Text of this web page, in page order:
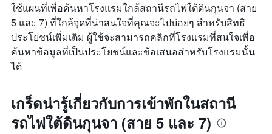
ใช้แผนที่เพื่อค้นหาโรงแรมใกล้สถานีรถไฟใต้ดินกุนจา (สาย
5 และ 7) ที่ใกล้จุดที่น่าสนใจที่คุณจะไปบ่อยๆ สำหรับสิทธิ
ประโยชน์เพิ่มเติม ผู้ใช้จะสามารถคลิกที่โรงแรมที่สนใจเพื่อ
ค้นหาข้อมูลที่เป็นประโยชน์และข้อเสนอสำหรับโรงแรมนั้น
ได้
เกร็ดน่ารู้เกี่ยวกับการเข้าพักในสถานี
รถไฟใต้ดินกุนจา (สาย 5 และ 7)